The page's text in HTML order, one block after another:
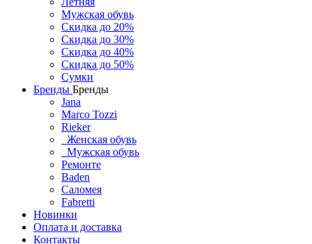
Мужская обувь
Скидка до 20%
Скидка до 30%
Скидка до 40%
Скидка до 50%
Сумки
Бренды Бренды
Jana
Marco Tozzi
Rieker
Женская обувь
Мужская обувь
Ремонте
Baden
Саломея
Fabretti
Новинки
Оплата и доставка
Контакты